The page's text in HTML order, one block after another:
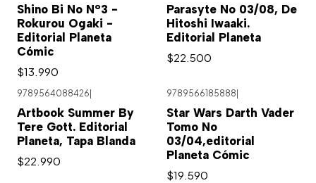
Shino Bi No N°3 -
Rokurou Ogaki -
Editorial Planeta
Cómic
$13.990
Parasyte No 03/08, De
Hitoshi Iwaaki.
Editorial Planeta
$22.500
9789564088426
Artbook Summer By
Tere Gott. Editorial
Planeta, Tapa Blanda
$22.990
9789566185888
Star Wars Darth Vader
Tomo No
03/04,editorial
Planeta Cómic
$19.590